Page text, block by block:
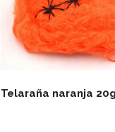
Telaraña naranja 20g
Ver